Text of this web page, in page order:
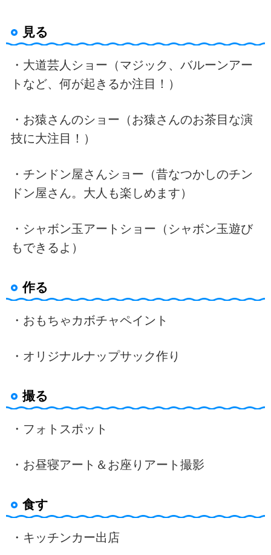
見る
・大道芸人ショー（マジック、バルーンアー
トなど、何が起きるか注目！）
・お猿さんのショー（お猿さんのお茶目な演
技に大注目！）
・チンドン屋さんショー（昔なつかしのチン
ドン屋さん。大人も楽しめます）
・シャボン玉アートショー（シャボン玉遊び
もできるよ）
作る
・おもちゃカボチャペイント
・オリジナルナップサック作り
撮る
・フォトスポット
・お昼寝アート＆お座りアート撮影
食す
・キッチンカー出店